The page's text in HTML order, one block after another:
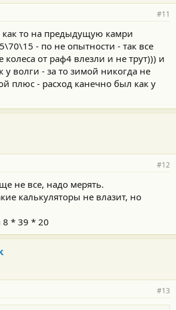
#11
как то на предыдущую камри
- по не опытности - так все
колеса от раф4 влезли и не трут))) и
у волги - за то зимой никогда не
плюс - расход канечно был как у
#12
не все, надо мерять.
калькуляторы не влазит, но
8 * 39 * 20
#13